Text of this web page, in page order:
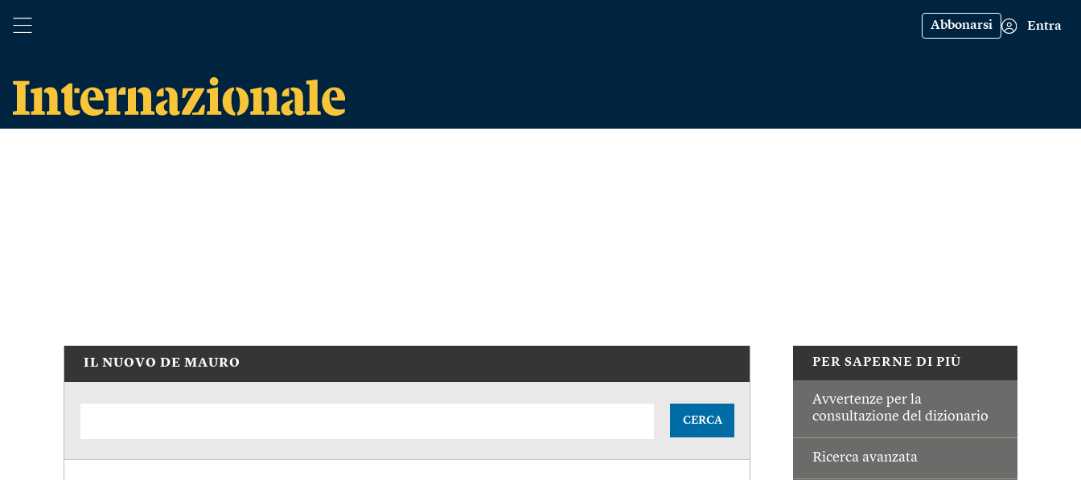
Abbonarsi Entra
PER SAPERNE DI PIÙ
Avvertenze per la
consultazione del dizionario
Ricerca avanzata
IL NUOVO DE MAURO
CERCA